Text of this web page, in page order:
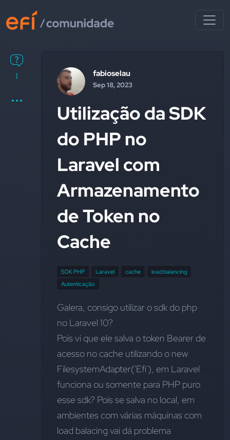
1 fabioselau
Sep 18, 2023
Utilização da SDK
do PHP no
Laravel com
Armazenamento
de Token no
Cache
SDK PHP Laravel cache
load balancing
Autenticação
Galera, consigo utilizar o sdk do php
no Laravel 10?
Pois vi que ele salva o token Bearer de
acesso no cache utilizando o new
FilesystemAdapter('Efi'), em Laravel
funciona ou somente para PHP puro
esse sdk? Pois se salva no local, em
ambientes com várias máquinas com
load balacing vai dá problema